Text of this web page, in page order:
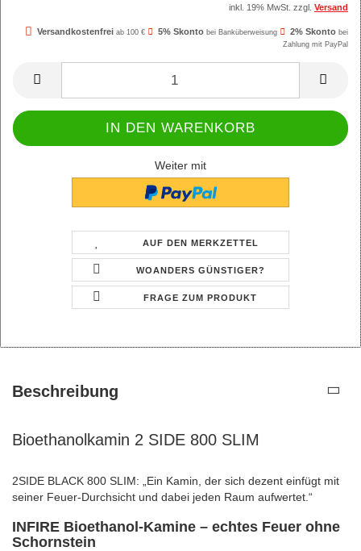
inkl. 19% MwSt. zzgl. Versand
Versandkostenfrei ab 100 € 5% Skonto bei Banküberweisung 2% Skonto bei
Zahlung mit PayPal
Weiter mit
AUF DEN MERKZETTEL
WOANDERS GÜNSTIGER?
FRAGE ZUM PRODUKT
Beschreibung
Bioethanolkamin 2 SIDE 800 SLIM
2SIDE BLACK 800 SLIM: „Ein Kamin, der sich dezent einfügt mit
seiner Feuer-Durchsicht und dabei jeden Raum aufwertet.“
INFIRE Bioethanol-Kamine – echtes Feuer ohne
Schornstein